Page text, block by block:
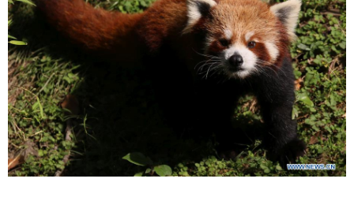
博客 微博